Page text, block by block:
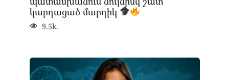
կարդացած մարդիկ
9.5k.